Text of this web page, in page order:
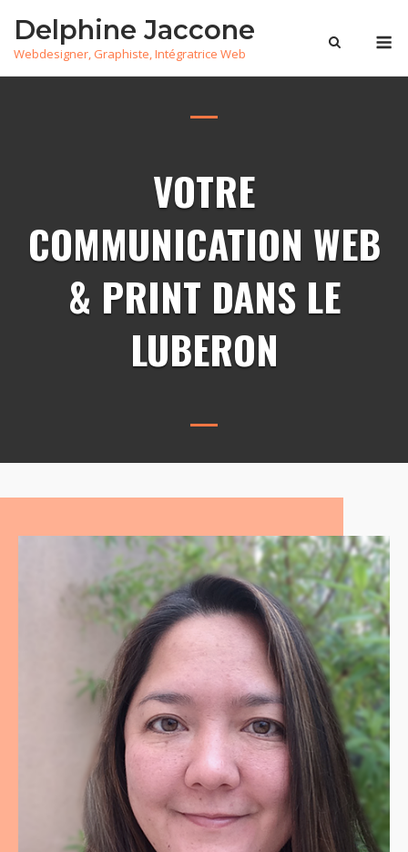
content
Delphine Jaccone
Webdesigner, Graphiste, Intégratrice Web
VOTRE
COMMUNICATION WEB
& PRINT DANS LE
LUBERON